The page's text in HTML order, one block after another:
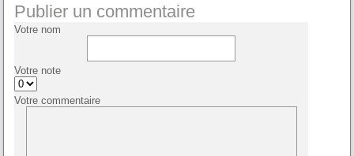
Publier un commentaire
Votre nom
Votre note
Votre commentaire